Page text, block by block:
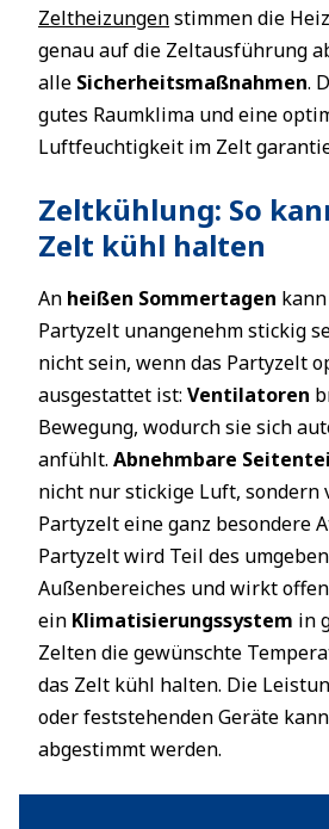
Zeltheizungenstimmen die
genau auf die Zeltausführung
alle Sicherheitsmaßnahmen.
gutes Raumklima und eine
Luftfeuchtigkeit im Zelt
Zeltkühlung: So
Zelt kühl halten
An heißen Sommertagen
Partyzelt unangenehm stickig
nicht sein, wenn das Partyzelt
ausgestattet ist: Ventilatoren
Bewegung, wodurch sie sich
anfühlt. Abnehmbare
nicht nur stickige Luft, sondern
Partyzelt eine ganz besondere
Partyzelt wird Teil des
Außenbereiches und wirkt
ein Klimatisierungssystem in
Zelten die gewünschte
das Zelt kühl halten. Die
oder feststehenden Geräte
abgestimmt werden.